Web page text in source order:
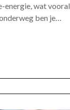
energie, wat
ben je…